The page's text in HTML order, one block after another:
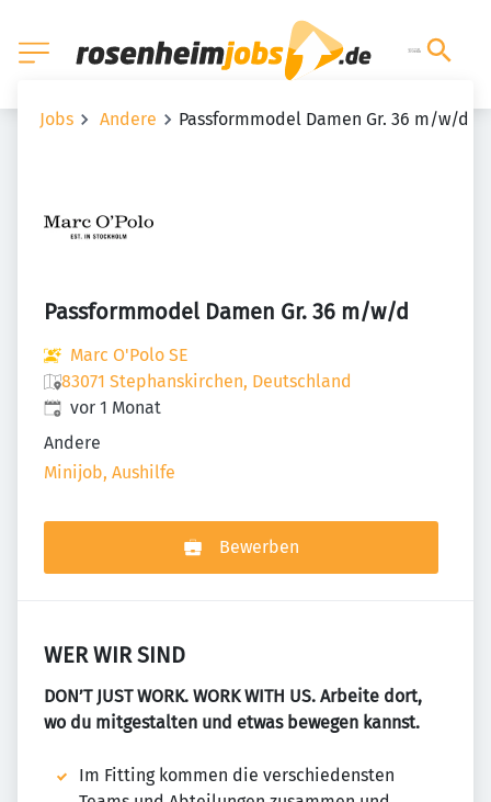
Jobs Andere Passformmodel Damen Gr. 36 m/w/d
Passformmodel Damen Gr. 36 m/w/d
Marc O'Polo SE
83071 Stephanskirchen, Deutschland
Veröffentlicht:
vor 1 Monat
Andere
Minijob, Aushilfe
Bewerben
WER WIR SIND
DON’T JUST WORK. WORK WITH US. Arbeite dort,
wo du mitgestalten und etwas bewegen kannst.
Im Fitting kommen die verschiedensten